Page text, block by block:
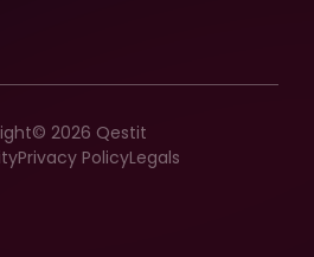
2026 Qestit
Privacy PolicyLegals